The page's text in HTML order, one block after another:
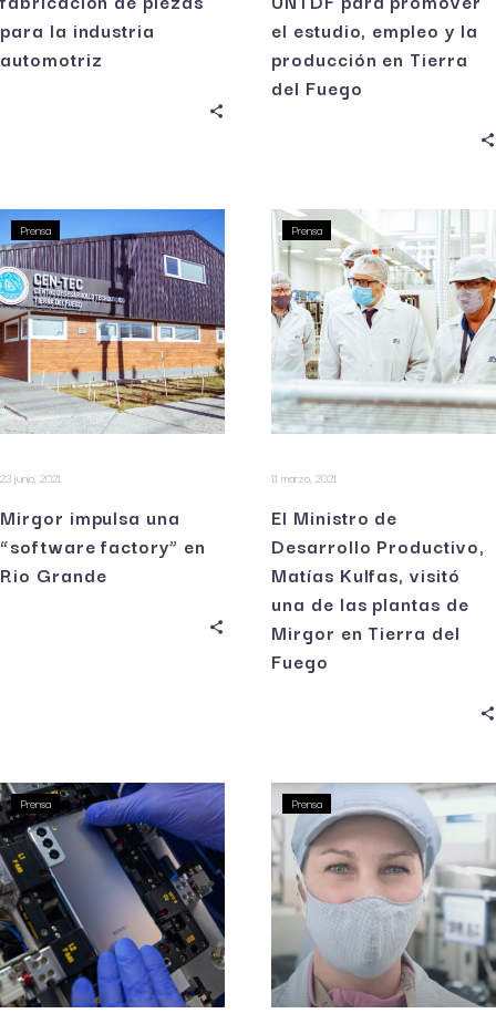
para la industria
automotriz
el estudio, empleo y la
producción en Tierra
del Fuego
Prensa
23 junio, 2021
Mirgor impulsa una
“software factory” en
Rio Grande
Prensa
11 marzo, 2021
El Ministro de
Desarrollo Productivo,
Matías Kulfas, visitó
una de las plantas de
Mirgor en Tierra del
Fuego
Prensa Prensa